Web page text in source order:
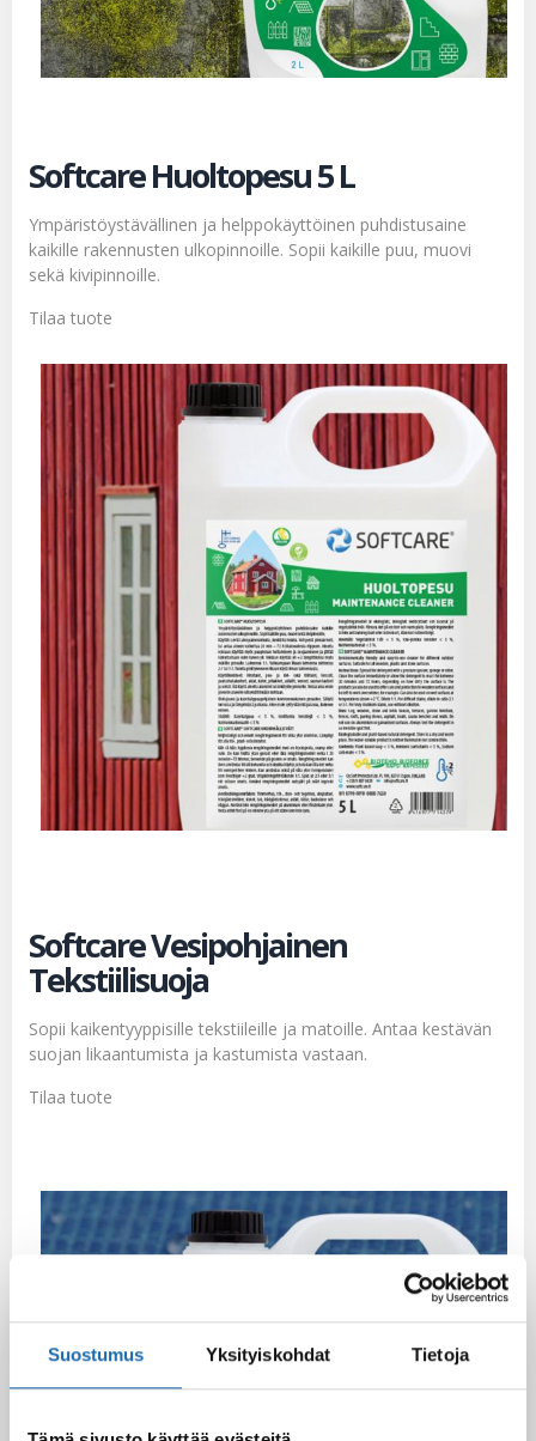
Suostumus Yksityiskohdat Tietoja
Softcare Huoltopesu 5 L
Ympäristöystävällinen ja helppokäyttöinen puhdistusaine
kaikille rakennusten ulkopinnoille. Sopii kaikille puu, muovi
sekä kivipinnoille.
Tilaa tuote
Softcare Vesipohjainen
Tekstiilisuoja
Sopii kaikentyyppisille tekstiileille ja matoille. Antaa kestävän
suojan likaantumista ja kastumista vastaan.
Tilaa tuote